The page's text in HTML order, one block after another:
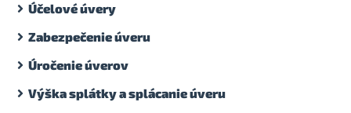
Účelové úvery
Zabezpečenie úveru
Úročenie úverov
Výška splátky a splácanie úveru